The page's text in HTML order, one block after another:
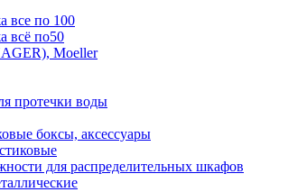
все по 100
всё по50
Moeller
протечки воды
боксы, аксессуары
для распределительных шкафов